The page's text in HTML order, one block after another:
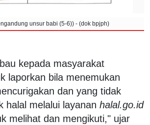
unsur babi (5-6)) - (dok bpjph)
kepada masyarakat
laporkan bila menemukan
dan yang tidak
halal melalui layanan halal.go.id
melihat dan mengikuti," ujar